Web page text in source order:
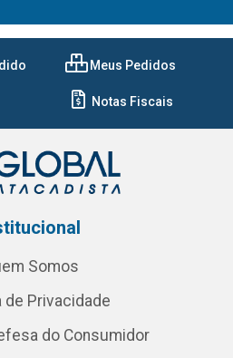
Meus Pedidos
Notas Fiscais
Somos
de Privacidade
do Consumidor